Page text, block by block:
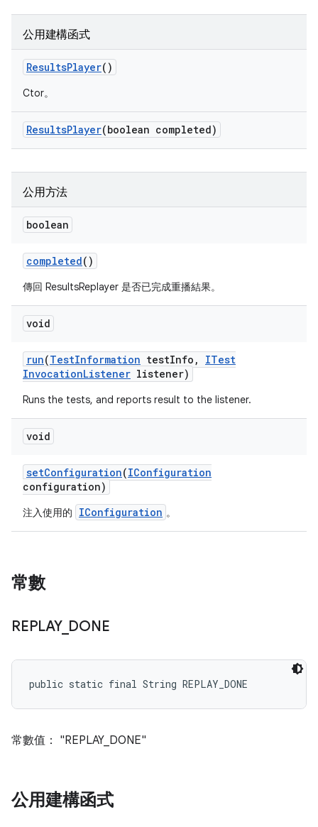
公用建構函式
ResultsPlayer()
Ctor。
ResultsPlayer(boolean completed)
公用方法
boolean
completed()
傳回 ResultsReplayer 是否已完成重播結果。
void
run(TestInformation testInfo ,
ITest
InvocationListener listener)
Runs the tests, and reports result to the listener.
void
setConfiguration(IConfiguration
configuration)
注入使用的 IConfiguration 。
常數
REPLAY_ DONE
public static final String REPLAY_DONE
常數值： "REPLAY_DONE"
公用建構函式